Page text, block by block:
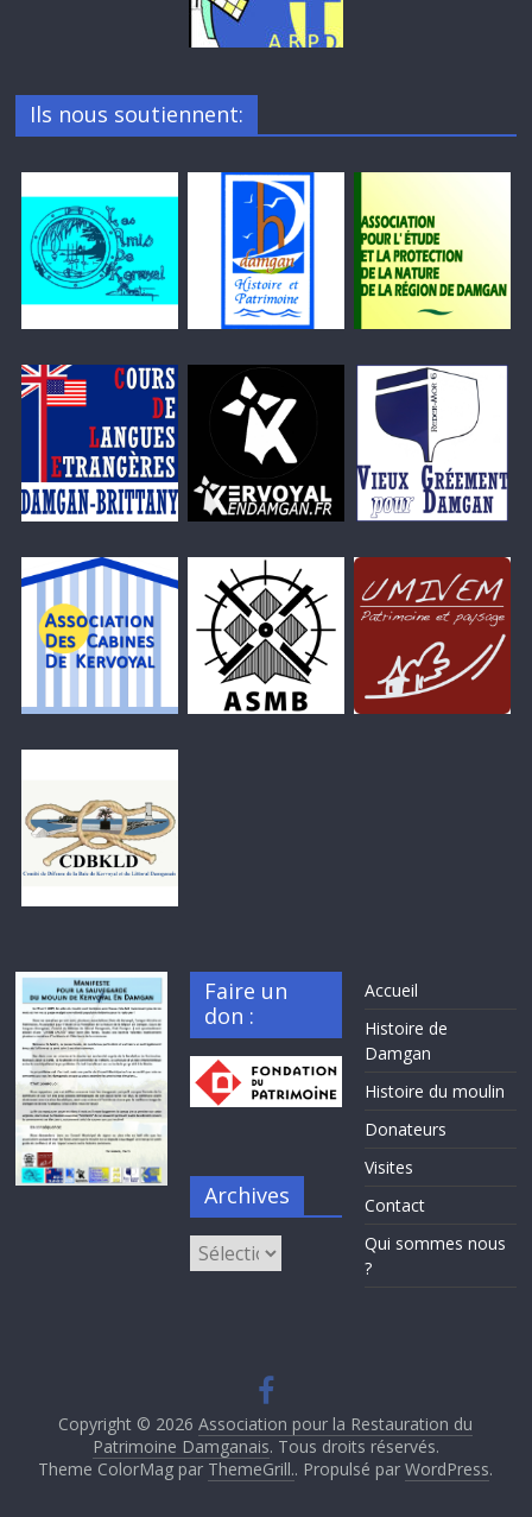
Ils nous soutiennent:
Faire un
don :
Archives
Archives
Accueil
Histoire de
Damgan
Histoire du moulin
Donateurs
Visites
Contact
Qui sommes nous
?
Copyright © 2026Association pour la Restauration du
Patrimoine Damganais. Tous droits réservés.
Theme ColorMag par ThemeGrill.. Propulsé parWordPress.